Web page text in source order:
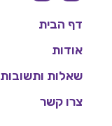
דף הבית
אודות
שאלות ותשובות
צרו קשר